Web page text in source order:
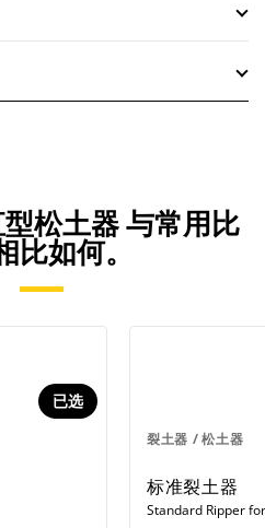
松土器 与常用比
比如何。
已选
裂土器 / 松土器
标准裂土器
Standard Ripper